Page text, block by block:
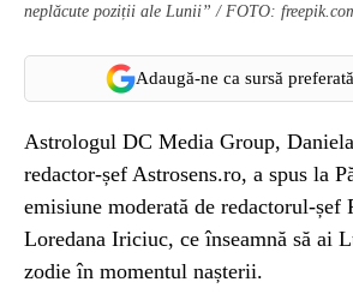
neplăcute poziții ale Lunii” / FOTO:
Adaugă-ne ca sursă
Astrologul DC Media Group,
redactor-șef Astrosens.ro, a spus la
emisiune moderată de redactorul-
Loredana Iriciuc, ce înseamnă să ai
zodie în momentul nașterii.